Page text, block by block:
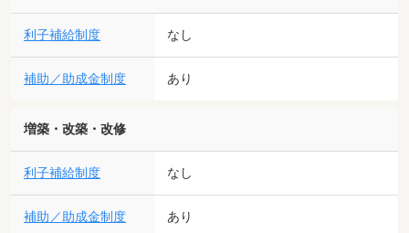
利子補給制度 なし
補助／助成金制度 あり
増築・改築・改修
利子補給制度 なし
補助／助成金制度 あり